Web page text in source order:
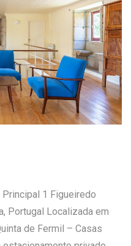
1 Figueiredo
Portugal Localizada em
de Fermil – Casas